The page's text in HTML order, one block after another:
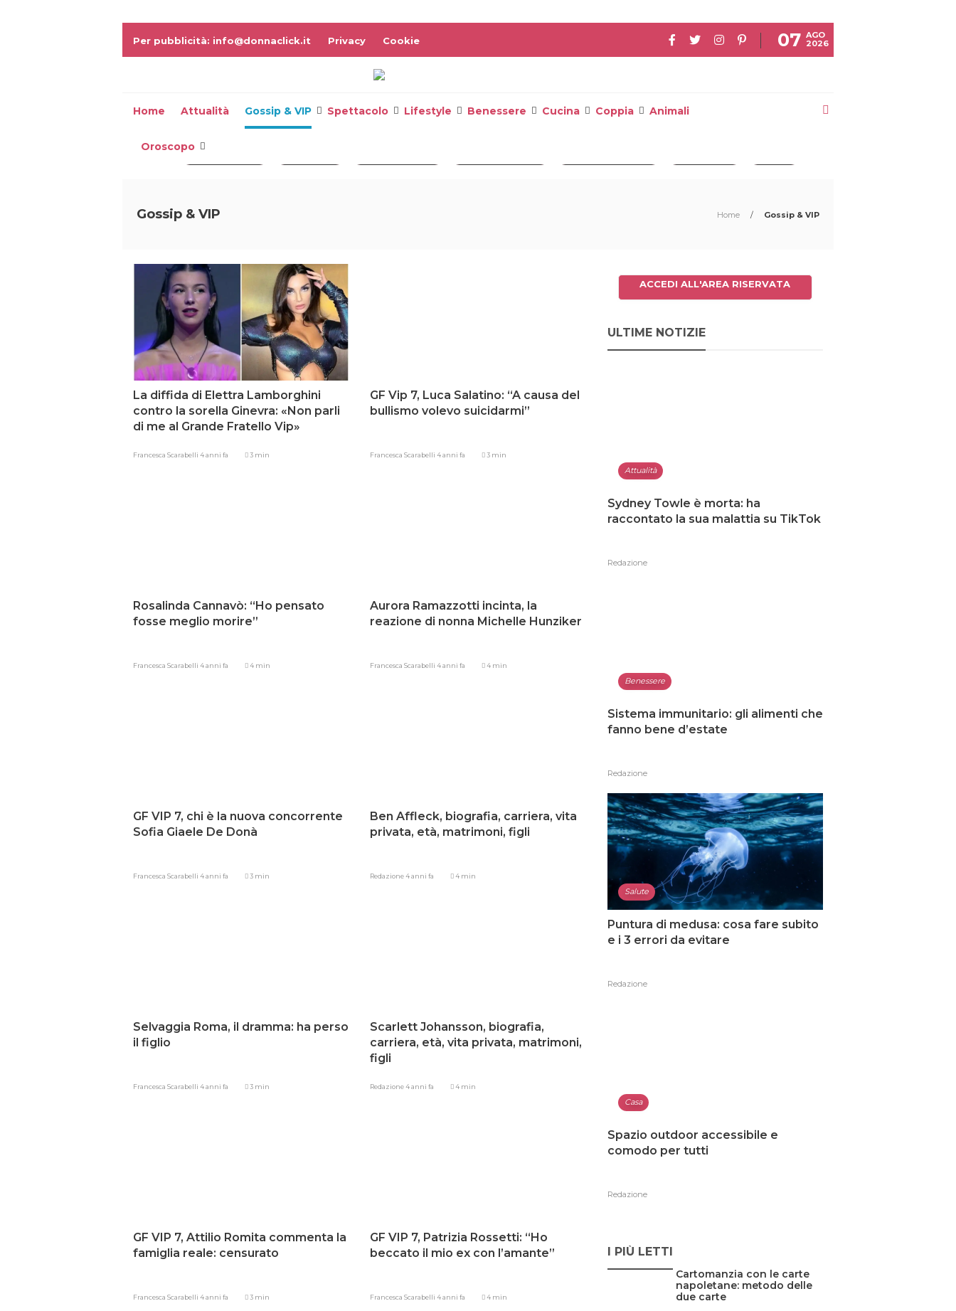
Per pubblicità: info@donnaclick.it Privacy Cookie 07 AGO
2026
Home Attualità Gossip & VIP Spettacolo Lifestyle Benessere Cucina Coppia Animali
Oroscopo
Gossip & VIP Home / Gossip & VIP
La diffida di Elettra Lamborghini
contro la sorella Ginevra: «Non parli
di me al Grande Fratello Vip»
Francesca Scarabelli 4 anni fa 3 min
GF Vip 7, Luca Salatino: “A causa del
bullismo volevo suicidarmi”
Francesca Scarabelli4 anni fa 3 min
Rosalinda Cannavò: “Ho pensato
fosse meglio morire”
Francesca Scarabelli 4 anni fa 4 min
Aurora Ramazzotti incinta, la
reazione di nonna Michelle Hunziker
Francesca Scarabelli4 anni fa 4 min
GF VIP 7, chi è la nuova concorrente
Sofia Giaele De Donà
Francesca Scarabelli 4 anni fa 3 min
Ben Affleck, biografia, carriera, vita
privata, età, matrimoni, figli
Redazione4 anni fa 4 min
Selvaggia Roma, il dramma: ha perso
il figlio
Francesca Scarabelli 4 anni fa 3 min
Scarlett Johansson, biografia,
carriera, età, vita privata, matrimoni,
figli
Redazione4 anni fa 4 min
GF VIP 7, Attilio Romita commenta la
famiglia reale: censurato
Francesca Scarabelli 4 anni fa 3 min
GF VIP 7, Patrizia Rossetti: “Ho
beccato il mio ex con l’amante”
Francesca Scarabelli4 anni fa 4 min
ACCEDI ALL'AREA RISERVATA
ULTIME NOTIZIE
Attualità
Sydney Towle è morta: ha
raccontato la sua malattia su TikTok
Redazione
Benessere
Sistema immunitario: gli alimenti che
fanno bene d’estate
Redazione
Salute
Puntura di medusa: cosa fare subito
e i 3 errori da evitare
Redazione
Casa
Spazio outdoor accessibile e
comodo per tutti
Redazione
I PIÙ LETTI
Cartomanzia con le carte
napoletane: metodo delle
due carte